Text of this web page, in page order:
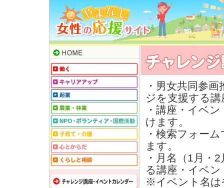
・男女共同参
ジを支援する
・講座・イベ
けます。
・検索フォー
ます。
・月名（1月・
る講座・イベ
※イベント名は